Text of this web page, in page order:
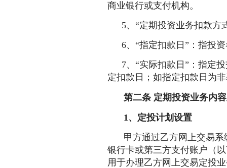
商业银行或支付机构。
5、“定期投资业务扣款方
6、“指定扣款日”：指投
7、“实际扣款日”：指定
定扣款日；如指定扣款日为
第二条 定期投资业务内容
1、定投计划设置
甲方通过乙方网上交易
银行卡或第三方支付账户（
用于办理乙方网上交易定投